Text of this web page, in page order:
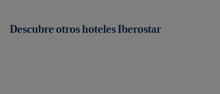
Descubre otros hoteles Iberostar